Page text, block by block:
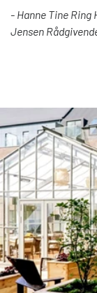
'Renovering
af vægtningen
VELFAC
med fed.
Se
finder i
Tabel over
- Hanne Tine
Jensen